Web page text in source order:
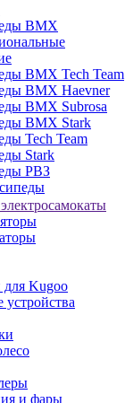
BMX
BMX Tech Team
BMX Haevner
BMX Subrosa
BMX Stark
Tech Team
Stark
РВЗ
для Kugoo
устройства
и фары